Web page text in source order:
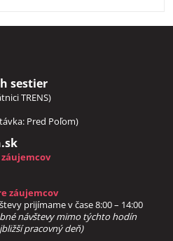
sestier
TRENS)
Pred Poľom)
záujemcov
prijímame v čase 8:00 – 14:00
návštevy mimo týchto hodín
pracovný deň)